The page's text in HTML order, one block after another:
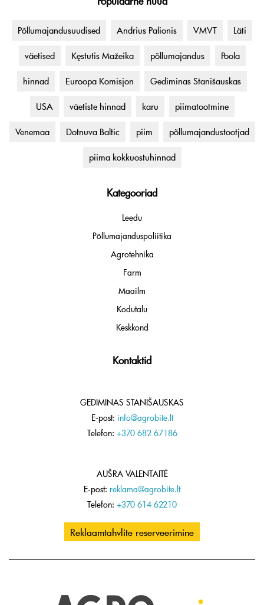
Põllumajandusuudised Andrius Palionis VMVT Läti
väetised Kęstutis Mažeika põllumajandus Poola
hinnad Euroopa Komisjon Gediminas Stanišauskas
USA väetiste hinnad karu piimatootmine
Venemaa Dotnuva Baltic piim põllumajandustootjad
piima kokkuostuhinnad
Kategooriad
Leedu
Põllumajanduspoliitika
Agrotehnika
Farm
Maailm
Kodutalu
Keskkond
Kontaktid
GEDIMINAS STANIŠAUSKAS
E-post: info@agrobite.lt
Telefon: +370 682 67186
AUŠRA VALENTAITĖ
E-post: reklama@agrobite.lt
Telefon: +370 614 62210
Reklaamtahvlite reserveerimine